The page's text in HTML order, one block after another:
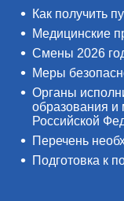
Как получить
Медицинские
Смены 2026
Меры
Органы
образования и
Российской
Перечень
Подготовка к